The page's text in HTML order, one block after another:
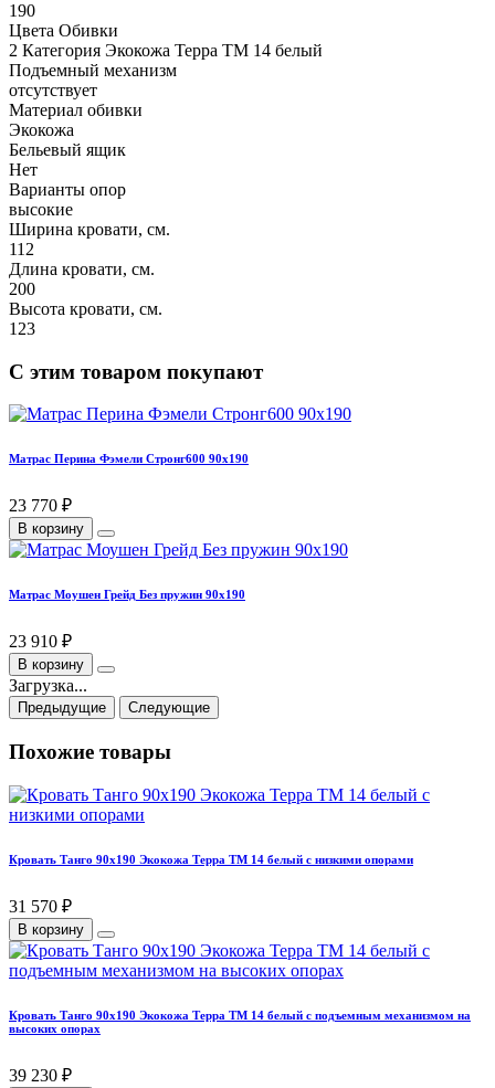
190
Цвета Обивки
2 Категория Экокожа Терра ТМ 14 белый
Подъемный механизм
отсутствует
Материал обивки
Экокожа
Бельевый ящик
Нет
Варианты опор
высокие
Ширина кровати, см.
112
Длина кровати, см.
200
Высота кровати, см.
123
С этим товаром покупают
Матрас Перина Фэмели Стронг600 90х190
23 770 ₽
В корзину
Матрас Моушен Грейд Без пружин 90х190
23 910 ₽
В корзину
Загрузка...
Предыдущие Следующие
Похожие товары
Кровать Танго 90х190 Экокожа Терра ТМ 14 белый с низкими опорами
31 570 ₽
В корзину
Кровать Танго 90х190 Экокожа Терра ТМ 14 белый с подъемным механизмом на
высоких опорах
39 230 ₽